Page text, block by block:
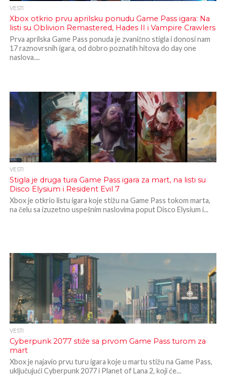
VESTI
Xbox otkrio prvu aprilsku ponudu Game Pass igara: Na
listi su Oblivion Remastered, Hades II i Vampire Crawlers
Prva aprilska Game Pass ponuda je zvanično stigla i donosi nam
17 raznovrsnih igara, od dobro poznatih hitova do day one
naslova....
VESTI
Stigla je druga tura Game Pass igara za mart, na listi su
Disco Elysium i Resident Evil 7
Xbox je otkrio listu igara koje stižu na Game Pass tokom marta,
na čelu sa izuzetno uspešnim naslovima poput Disco Elysium i...
VESTI
Cyberpunk 2077 stiže sa prvom Game Pass turom za
mart
Xbox je najavio prvu turu igara koje u martu stižu na Game Pass,
uključujući Cyberpunk 2077 i Planet of Lana 2, koji će...